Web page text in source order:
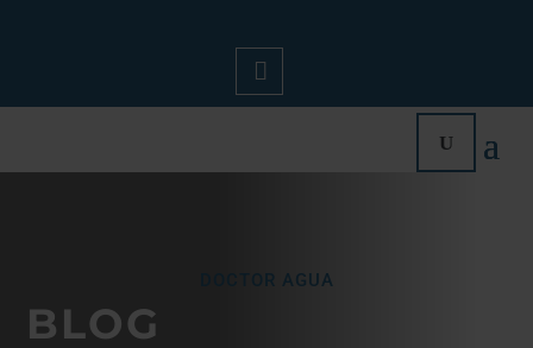
Cue
DOCTOR AGUA
BLOG